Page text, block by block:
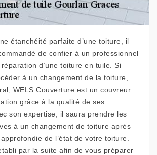
étanchéité parfaite d’une toiture, il
de confier à un professionnel
d’une toiture en tuile. Si
à un changement de la toiture,
WELS Couverture est un couvreur
grâce à la qualité de ses
son expertise, il saura prendre les
à un changement de toiture après
de l’état de votre toiture.
par la suite afin de vous préparer